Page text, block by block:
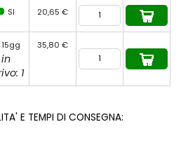
SI 20,65 €
15gg
in
1
35,80 €
E TEMPI DI CONSEGNA: